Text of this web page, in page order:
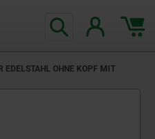
EDELSTAHL OHNE KOPF MIT